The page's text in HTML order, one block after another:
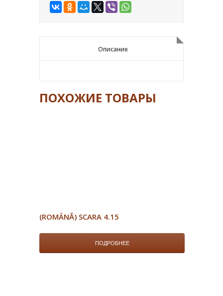
Описание
Описание
ПОХОЖИЕ ТОВАРЫ
(ROMÂNĂ) SCARA 4.15
ПОДРОБНЕЕ